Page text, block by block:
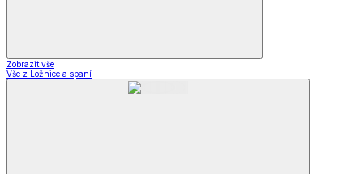
Zobrazit vše
Vše z Ložnice a spaní